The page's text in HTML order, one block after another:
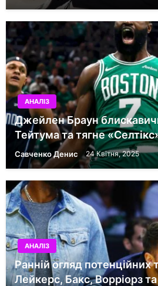
АНАЛІЗ
Джейлен Браун
Тейтума та тягне
Савченко Денис 24 Квітня, 2025
АНАЛІЗ
Ранній огляд потенційних
Лейкерс, Бакс, Ворріорз